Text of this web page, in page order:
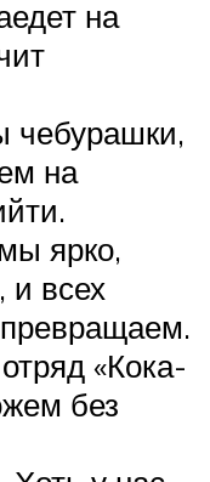
на
на
ярко,
и всех
«Кока-
без